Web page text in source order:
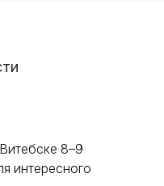
8–9
интересного